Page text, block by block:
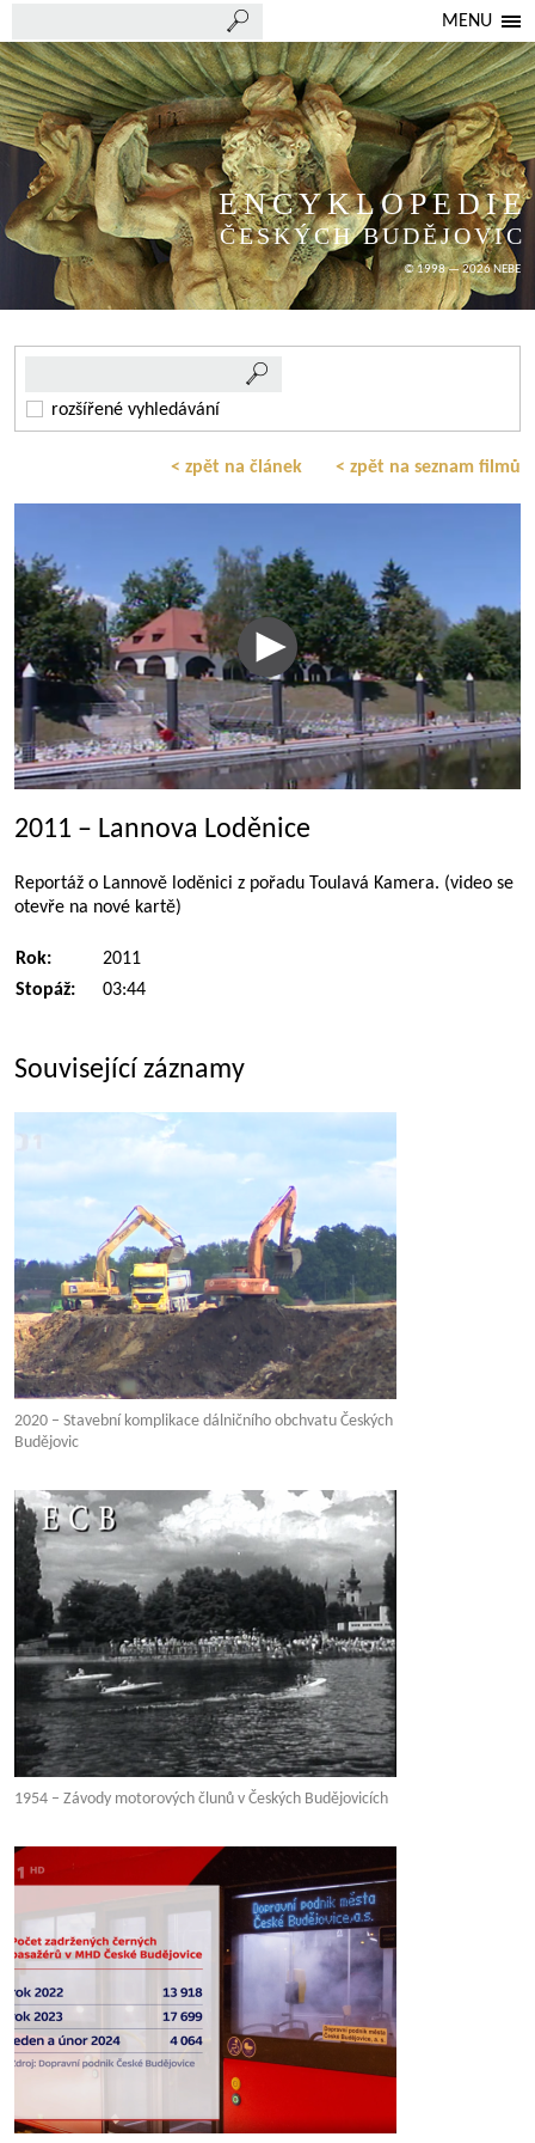
MENU
ENCYKLOPEDIE
ČESKÝCH BUDĚJOVIC
© 1998 — 2026 NEBE
rozšířené vyhledávání
< zpět na článek < zpět na seznam filmů
2011 – Lannova Loděnice
Reportáž o Lannově loděnici z pořadu Toulavá Kamera. (video se
otevře na nové kartě)
Rok:
2011
Stopáž:
03:44
Související záznamy
2020 – Stavební komplikace dálničního obchvatu Českých
Budějovic
1954 – Závody motorových člunů v Českých Budějovicích